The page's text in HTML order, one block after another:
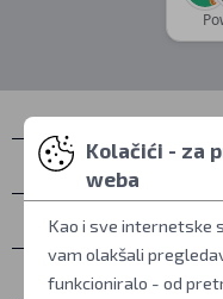
Kontakti
Osobno
Sve o kupovini
Kolačići - za
weba
Kao i sve internetske
vam olakšali
funkcioniralo - od